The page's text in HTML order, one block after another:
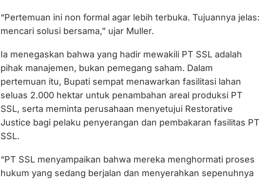
“Pertemuan ini non formal agar lebih terbuka. Tujuannya jelas:
mencari solusi bersama,” ujar Muller.
Ia menegaskan bahwa yang hadir mewakili PT SSL adalah
pihak manajemen, bukan pemegang saham. Dalam
pertemuan itu, Bupati sempat menawarkan fasilitasi lahan
seluas 2.000 hektar untuk penambahan areal produksi PT
SSL, serta meminta perusahaan menyetujui Restorative
Justice bagi pelaku penyerangan dan pembakaran fasilitas PT
SSL.
“PT SSL menyampaikan bahwa mereka menghormati proses
hukum yang sedang berjalan dan menyerahkan sepenuhnya